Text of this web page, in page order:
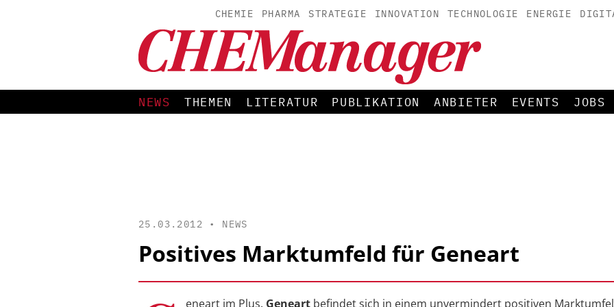
CHEMIE PHARMA STRATEGIE INNOVATION TECHNOLOGIE ENERGIE
NEWS THEMEN LITERATUR PUBLIKATION ANBIETER EVENTS JOBS
25.03.2012 • NEWS
Positives Marktumfeld für Geneart
eneart im Plus. Geneart befindet sich in einem unvermindert positiven